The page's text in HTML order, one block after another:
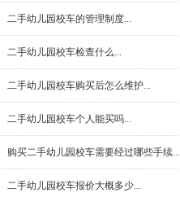
二手幼儿园校车的管理制度...
二手幼儿园校车检查什么...
二手幼儿园校车购买后怎么维护...
二手幼儿园校车个人能买吗...
购买二手幼儿园校车需要经过哪些手续...
二手幼儿园校车报价大概多少...